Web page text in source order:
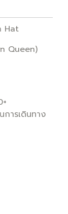
Hat
Queen)
การเดินทาง